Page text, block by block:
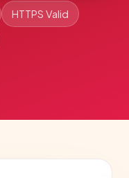
HTTPS Valid